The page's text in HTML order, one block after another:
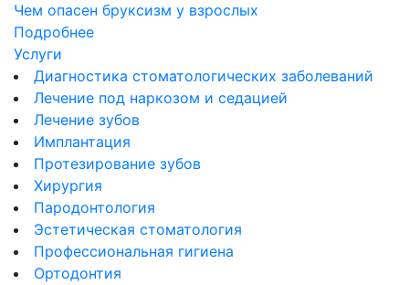
Чем опасен бруксизм у взрослых
Подробнее
Услуги
Диагностика стоматологических заболеваний
Лечение под наркозом и седацией
Лечение зубов
Имплантация
Протезирование зубов
Хирургия
Пародонтология
Эстетическая стоматология
Профессиональная гигиена
Ортодонтия